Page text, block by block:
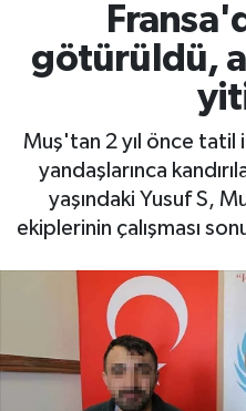
götürüldü,
Muş'tan 2 yıl önce tatil
yandaşlarınca
yaşındaki Yusuf S,
ekiplerinin çalışması
ONİKİŞUBAT
Künye
Süper Lig Puan
Son Dakika Haberleri
Haber Arşivi